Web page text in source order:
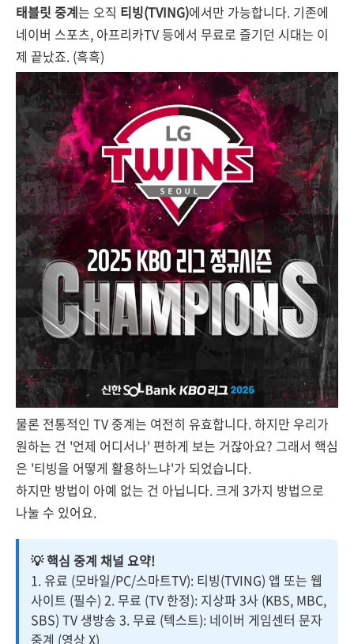
태블릿 중계는 오직 티빙(TVING)에서만 가능합니다. 기존에
네이버 스포츠, 아프리카TV 등에서 무료로 즐기던 시대는 이
제 끝났죠. (흑흑)
물론 전통적인 TV 중계는 여전히 유효합니다. 하지만 우리가
원하는 건 '언제 어디서나' 편하게 보는 거잖아요? 그래서 핵심
은 '티빙을 어떻게 활용하느냐'가 되었습니다.
하지만 방법이 아예 없는 건 아닙니다. 크게 3가지 방법으로
나눌 수 있어요.
💡 핵심 중계 채널 요약!
1. 유료 (모바일/PC/스마트TV): 티빙(TVING) 앱 또는 웹
사이트 (필수) 2. 무료 (TV 한정): 지상파 3사 (KBS, MBC,
SBS) TV 생방송 3. 무료 (텍스트): 네이버 게임센터 문자
중계 (영상 X)